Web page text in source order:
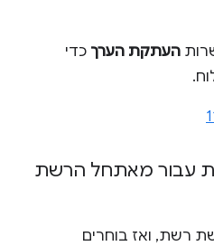
העתקת הערך כדי
עבור מאתחל הרשת
רשת, ואז בוחרים